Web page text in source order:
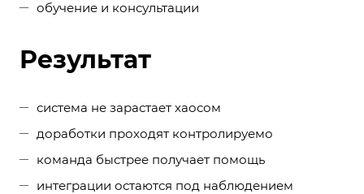
обучение и консультации
Результат
система не зарастает хаосом
доработки проходят контролируемо
команда быстрее получает помощь
интеграции остаются под наблюдением